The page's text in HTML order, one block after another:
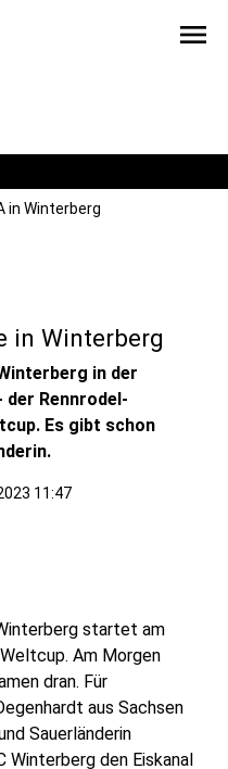
menu
in Winterberg
in Winterberg
in der
der Rennrodel-
Es gibt schon
11:47
startet am
Am Morgen
dran. Für
aus Sachsen
Sauerländerin
Winterberg den Eiskanal